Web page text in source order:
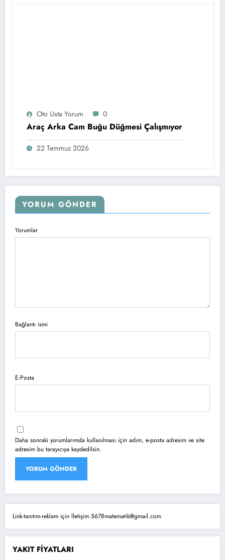
Oto Usta Yorum 0
Araç Arka Cam Buğu Düğmesi Çalışmıyor
22 Temmuz 2026
YORUM GÖNDER
Yorumlar
Bağlantı ismi
E-Posta
Daha sonraki yorumlarımda kullanılması için adım, e-posta adresim ve site
adresim bu tarayıcıya kaydedilsin.
Link-tanıtım-reklam için İletişim 5678matematik@gmail.com
YAKIT FİYATLARI